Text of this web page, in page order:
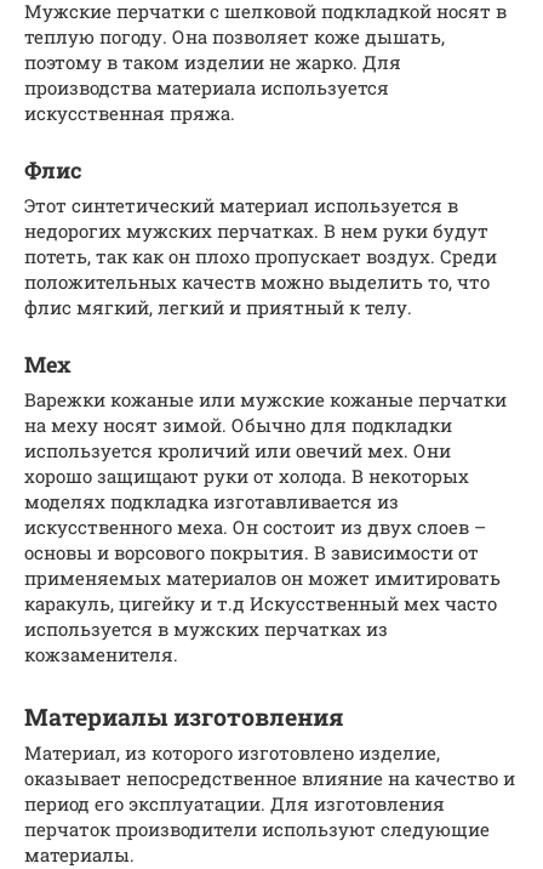
Мужские перчатки с шелковой подкладкой носят в
теплую погоду. Она позволяет коже дышать,
поэтому в таком изделии не жарко. Для
производства материала используется
искусственная пряжа.
Флис
Этот синтетический материал используется в
недорогих мужских перчатках. В нем руки будут
потеть, так как он плохо пропускает воздух. Среди
положительных качеств можно выделить то, что
флис мягкий, легкий и приятный к телу.
Мех
Варежки кожаные или мужские кожаные перчатки
на меху носят зимой. Обычно для подкладки
используется кроличий или овечий мех. Они
хорошо защищают руки от холода. В некоторых
моделях подкладка изготавливается из
искусственного меха. Он состоит из двух слоев –
основы и ворсового покрытия. В зависимости от
применяемых материалов он может имитировать
каракуль, цигейку и т.д Искусственный мех часто
используется в мужских перчатках из
кожзаменителя.
Материалы изготовления
Материал, из которого изготовлено изделие,
оказывает непосредственное влияние на качество и
период его эксплуатации. Для изготовления
перчаток производители используют следующие
материалы.